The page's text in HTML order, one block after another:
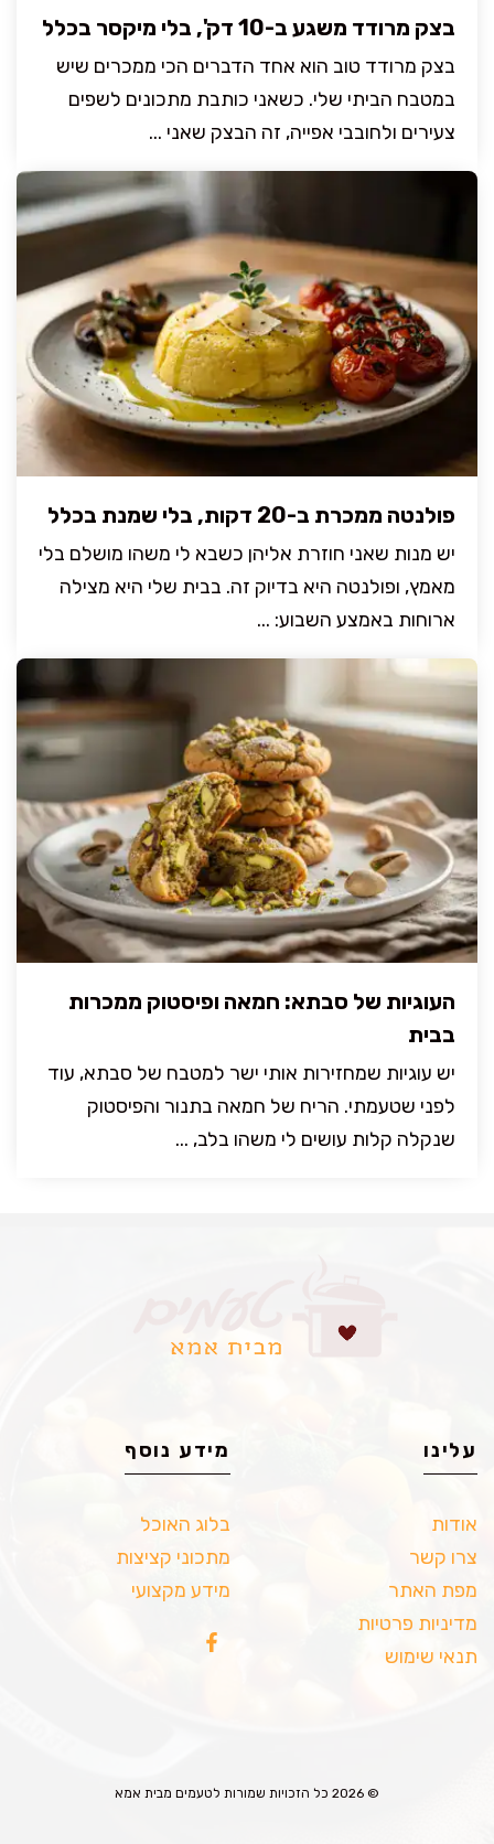
בצק מרודד משגע ב-10 דק', בלי מיקסר בכלל
בצק מרודד טוב הוא אחד הדברים הכי ממכרים שיש
במטבח הביתי שלי. כשאני כותבת מתכונים לשפים
צעירים ולחובבי אפייה, זה הבצק שאני ...
פולנטה ממכרת ב-20 דקות, בלי שמנת בכלל
יש מנות שאני חוזרת אליהן כשבא לי משהו מושלם בלי
מאמץ, ופולנטה היא בדיוק זה. בבית שלי היא מצילה
ארוחות באמצע השבוע: ...
העוגיות של סבתא: חמאה ופיסטוק ממכרות
בבית
יש עוגיות שמחזירות אותי ישר למטבח של סבתא, עוד
לפני שטעמתי. הריח של חמאה בתנור והפיסטוק
שנקלה קלות עושים לי משהו בלב, ...
עלינו
אודות
צרו קשר
מפת האתר
מדיניות פרטיות
תנאי שימוש
מידע נוסף
בלוג האוכל
מתכוני קציצות
מידע מקצועי
© 2026 כל הזכויות שמורות לטעמים מבית אמא